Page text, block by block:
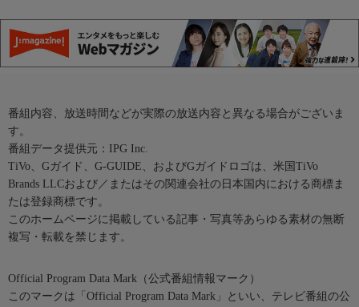
番組内容、放送時間などが実際の放送内容と異なる場合がございま
す。
番組データ提供元：IPG Inc.
TiVo、Gガイド、G-GUIDE、およびGガイドロゴは、米国TiVo
Brands LLCおよび／またはその関連会社の日本国内における商標ま
たは登録商標です。
このホームページに掲載している記事・写真等あらゆる素材の無断
複写・転載を禁じます。
Official Program Data Mark（公式番組情報マーク）
このマークは「Official Program Data Mark」といい、テレビ番組の公